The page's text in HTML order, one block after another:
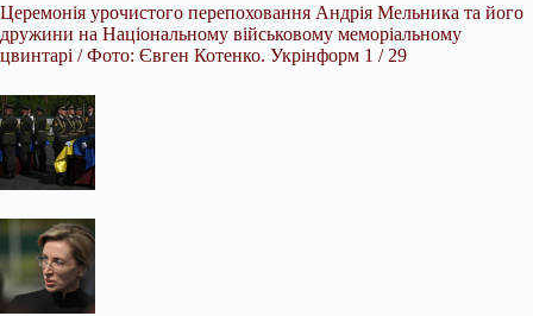
Церемонія урочистого перепоховання Андрія Мельника та його
дружини на Національному військовому меморіальному
цвинтарі / Фото: Євген Котенко. Укрінформ 1 / 29